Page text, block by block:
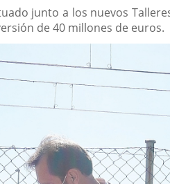
junto a los nuevos
de 40 millones de euros.